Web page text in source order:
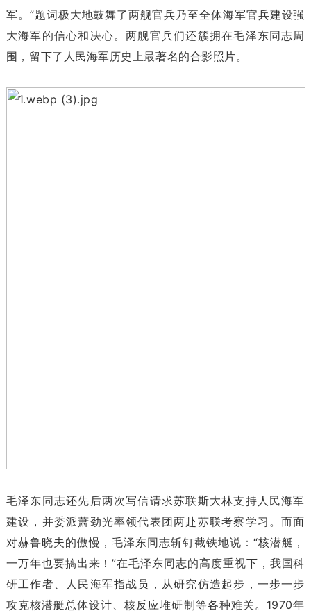
军。”题词极大地鼓舞了两舰官兵乃至全体海军官兵建设强
大海军的信心和决心。两舰官兵们还簇拥在毛泽东同志周
围，留下了人民海军历史上最著名的合影照片。
毛泽东同志还先后两次写信请求苏联斯大林支持人民海军
建设，并委派萧劲光率领代表团两赴苏联考察学习。而面
对赫鲁晓夫的傲慢，毛泽东同志斩钉截铁地说：“核潜艇，
一万年也要搞出来！”在毛泽东同志的高度重视下，我国科
研工作者、人民海军指战员，从研究仿造起步，一步一步
攻克核潜艇总体设计、核反应堆研制等各种难关。1970年